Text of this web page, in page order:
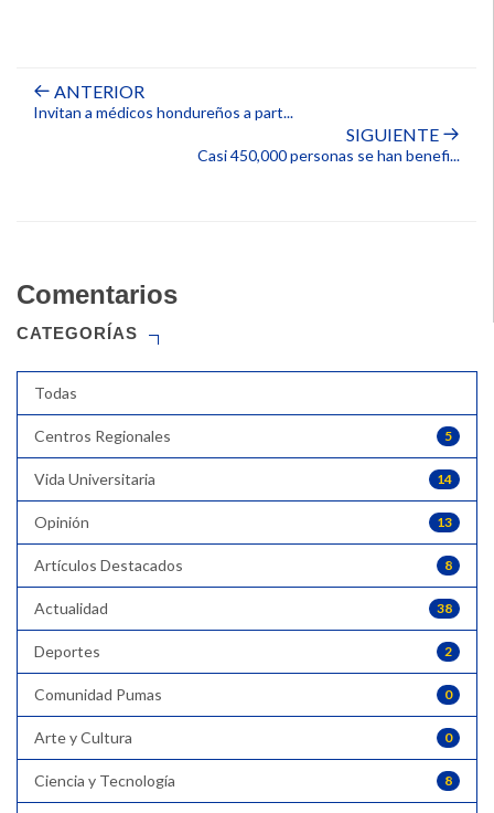
ANTERIOR
Invitan a médicos hondureños a part...
SIGUIENTE
Casi 450,000 personas se han benefi...
Comentarios
CATEGORÍAS
Todas
5
Centros Regionales
14
Vida Universitaria
13
Opinión
8
Artículos Destacados
38
Actualidad
2
Deportes
0
Comunidad Pumas
0
Arte y Cultura
8
Ciencia y Tecnología